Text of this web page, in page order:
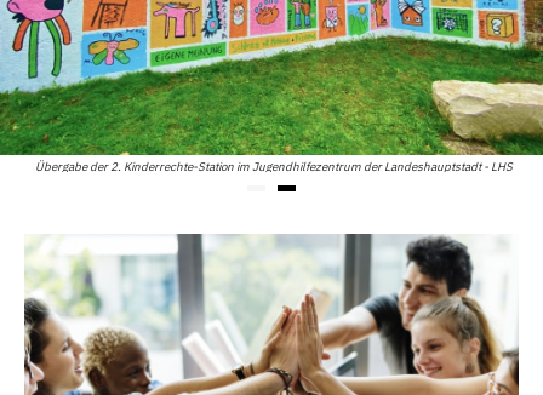
Übergabe der 2. Kinderrechte-Station im Jugendhilfezentrum der Landeshauptstadt - LHS